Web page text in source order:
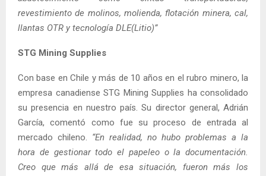
revestimiento de molinos, molienda, flotación minera, cal,
llantas OTR y tecnología DLE(Litio)”
STG Mining Supplies
Con base en Chile y más de 10 años en el rubro minero, la
empresa canadiense STG Mining Supplies ha consolidado
su presencia en nuestro país. Su director general, Adrián
García, comentó como fue su proceso de entrada al
mercado chileno. “En realidad, no hubo problemas a la
hora de gestionar todo el papeleo o la documentación.
Creo que más allá de esa situación, fueron más los